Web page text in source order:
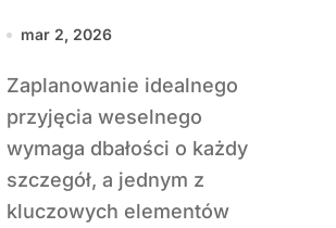
je wysłać
mar 2, 2026
Zaplanowanie idealnego
przyjęcia weselnego
wymaga dbałości o każdy
szczegół, a jednym z
kluczowych elementów